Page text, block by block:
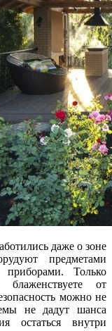
даже о зоне
предметами
приборами. Только
от
можно не
не дадут шанса
остаться внутри